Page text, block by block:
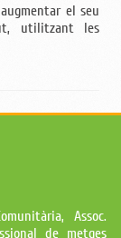
el seu
utilitzant les
Assoc.
de metges